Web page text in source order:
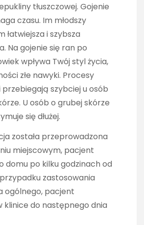
tłuszczowej. Gojenie
czasu. Im młodszy
łatwiejsza i szybsza
Na gojenie się ran po
wpływa Twój styl życia,
złe nawyki. Procesy
szybciej u osób
U osób o grubej skórze
się dłużej.
została przeprowadzona
miejscowym, pacjent
domu po kilku godzinach od
zastosowania
ogólnego, pacjent
klinice do następnego dnia